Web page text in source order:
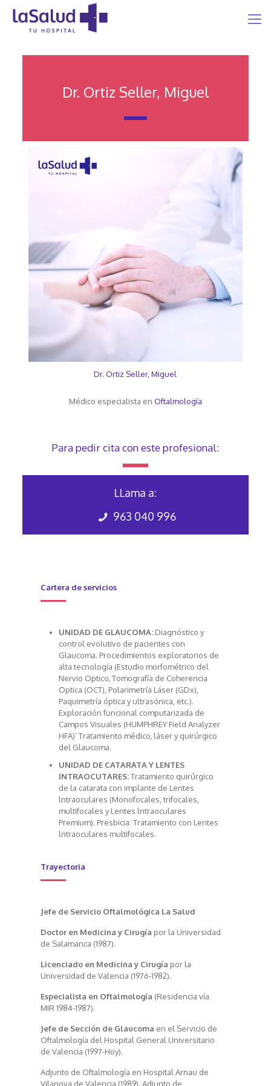
Dr. Ortiz Seller, Miguel
Dr. Ortiz Seller, Miguel
Médico especialista en Oftalmología
Para pedir cita con este profesional:
LLama a:
963 040 996
Cartera de servicios
UNIDAD DE GLAUCOMA: Diagnóstico y
control evolutivo de pacientes con
Glaucoma. Procedimientos exploratorios de
alta tecnología (Estudio morfométrico del
Nervio Optico, Tomografía de Coherencia
Optica (OCT), Polarimetría Láser (GDx),
Paquimetría óptica y ultrasónica, etc.).
Exploración funcional computarizada de
Campos Visuales (HUMPHREY Field Analyzer
HFA)’ Tratamiento médico, láser y quirúrgico
del Glaucoma.
UNIDAD DE CATARATA Y LENTES
INTRAOCUTARES:Tratamiento quirúrgico
de la catarata con implante de Lentes
lntraoculares (Monofocales, trifocales,
multifocales y Lentes lntraoculares
Premium). Presbicia: Tratamiento con Lentes
lntraoculares multifocales.
Trayectoria
Jefe de Servicio Oftalmológica La Salud
Doctor en Medicina y Cirugía por la Universidad
de Salamanca (1987).
Licenciado en Medicina y Cirugía por la
Universidad de Valencia (1976-1982).
Especialista en Oftalmología (Residencia vía
MIR 1984-1987).
Jefe de Sección de Glaucoma en el Servicio de
Oftalmología del Hospital General Universitario
de Valencia (1997-Hoy).
Adjunto de Oftalmología en Hospital Arnau de
Vilanova de Valencia (1989). Adjunto de